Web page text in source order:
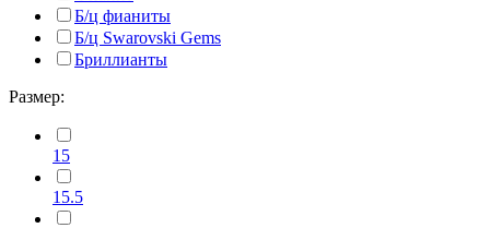
Б/ц фианиты
Б/ц Swarovski Gems
Бриллианты
Размер:
15
15.5